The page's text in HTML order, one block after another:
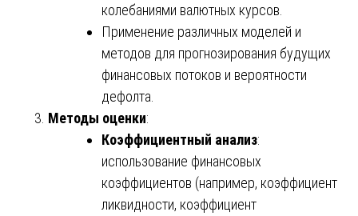
колебаниями валютных курсов.
Применение различных моделей и
методов для прогнозирования будущих
финансовых потоков и вероятности
дефолта.
Методы оценки:
Коэффициентный анализ:
использование финансовых
коэффициентов (например, коэффициент
ликвидности, коэффициент